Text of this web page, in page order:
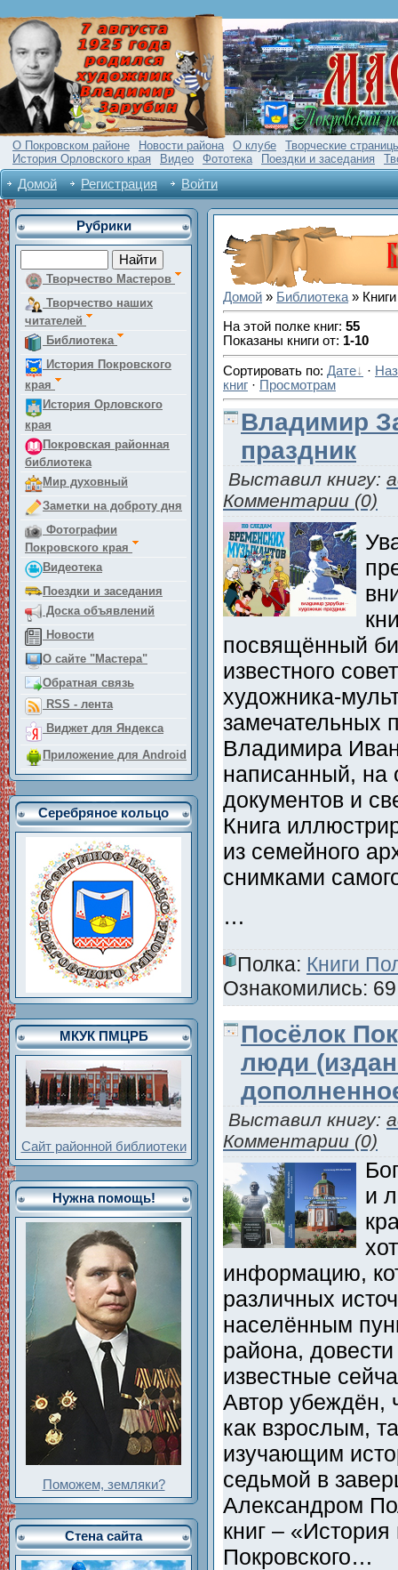
О Покровском районе Новости района О клубе
Творческие
История Орловского края
Видео Фототека Поездки и заседания
Домой Регистрация Войти
Рубрики
Творчество Мастеров
Творчество наших
читателей
Библиотека
История Покровского
края
История Орловского
края
Покровская районная
библиотека
Мир духовный
Заметки на доброту дня
Фотографии
Покровского края
Видеотека
Поездки и заседания
Доска объявлений
Новости
О сайте "Мастера"
Обратная связь
RSS - лента
Виджет для Яндекса
Приложение для Android
Серебряное кольцо
МКУК ПМЦРБ
Сайт районной библиотеки
Нужна помощь!
Поможем, земляки?
Стена сайта
Домой » Библиотека »
На этой полке книг: 55
Показаны книги от: 1-10
Сортировать по: Дате ·
книг · Просмотрам
Владимир
праздник
Выставил книгу:
Комментарии (0)
посвящённый
известного
художника-
замечательных
Владимира
написанный, на
документов и
Книга
из семейного
снимками
…
Полка: Книги
Ознакомились:
Посёлок
люди
Выставил книгу:
Комментарии (0)
и
информацию,
различных
населённым
района,
известные
Автор убеждён,
как взрослым,
изучающим
седьмой в
Александром
книг –
Покровского…